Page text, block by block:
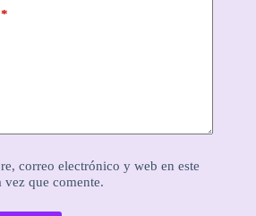
*
correo electrónico y web en este
que comente.